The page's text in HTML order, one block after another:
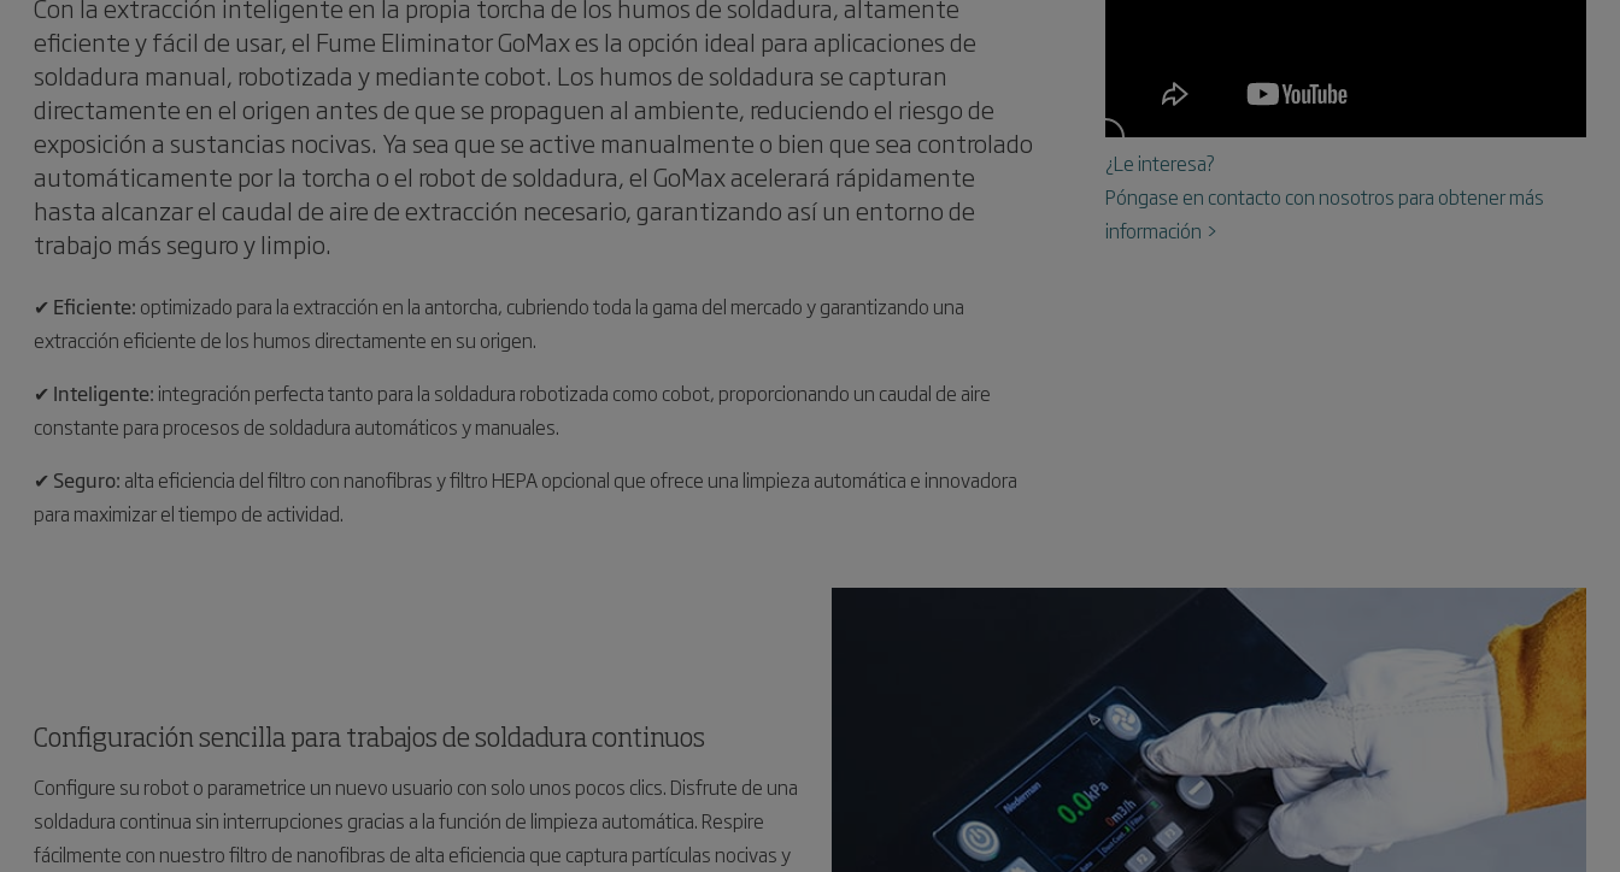
Con la extracción inteligente en la propia torcha de los humos de soldadura, altamente
eficiente y fácil de usar, el Fume Eliminator GoMax es la opción ideal para aplicaciones de
soldadura manual, robotizada y mediante cobot. Los humos de soldadura se capturan
directamente en el origen antes de que se propaguen al ambiente, reduciendo el riesgo de
exposición a sustancias nocivas. Ya sea que se active manualmente o bien que sea controlado
automáticamente por la torcha o el robot de soldadura, el GoMax acelerará rápidamente
hasta alcanzar el caudal de aire de extracción necesario, garantizando así un entorno de
trabajo más seguro y limpio.
✔ Eficiente: optimizado para la extracción en la antorcha, cubriendo toda la gama del mercado y garantizando una
extracción eficiente de los humos directamente en su origen.
✔ Inteligente: integración perfecta tanto para la soldadura robotizada como cobot, proporcionando un caudal de aire
constante para procesos de soldadura automáticos y manuales.
✔ Seguro: alta eficiencia del filtro con nanofibras y filtro HEPA opcional que ofrece una limpieza automática e innovadora
para maximizar el tiempo de actividad.
¿Le interesa?
Póngase en contacto con nosotros para obtener más
información >
Configuración sencilla para trabajos de soldadura continuos
Configure su robot o parametrice un nuevo usuario con solo unos pocos clics. Disfrute de una
soldadura continua sin interrupciones gracias a la función de limpieza automática. Respire
fácilmente con nuestro filtro de nanofibras de alta eficiencia que captura partículas nocivas y